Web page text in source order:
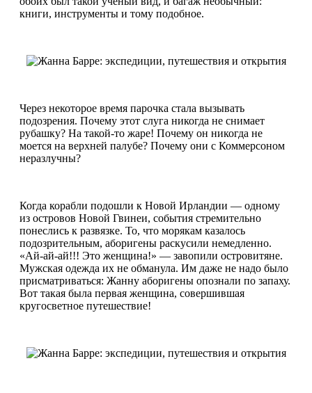
книги, инструменты и тому подобное.
Через некоторое время парочка стала вызывать
подозрения. Почему этот слуга никогда не снимает
рубашку? На такой-то жаре! Почему он никогда не
моется на верхней палубе? Почему они с Коммерсоном
неразлучны?
Когда корабли подошли к Новой Ирландии — одному
из островов Новой Гвинеи, события стремительно
понеслись к развязке. То, что морякам казалось
подозрительным, аборигены раскусили немедленно.
«Ай-ай-ай!!! Это женщина!» — завопили островитяне.
Мужская одежда их не обманула. Им даже не надо было
присматриваться: Жанну аборигены опознали по запаху.
Вот такая была первая женщина, совершившая
кругосветное путешествие!